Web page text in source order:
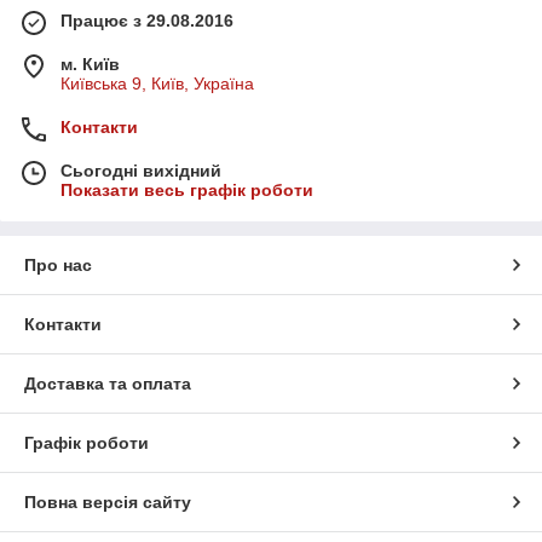
Працює з 29.08.2016
м. Київ
Київська 9, Київ, Україна
Контакти
Сьогодні вихідний
Показати весь графік роботи
Про нас
Контакти
Доставка та оплата
Графік роботи
Повна версія сайту